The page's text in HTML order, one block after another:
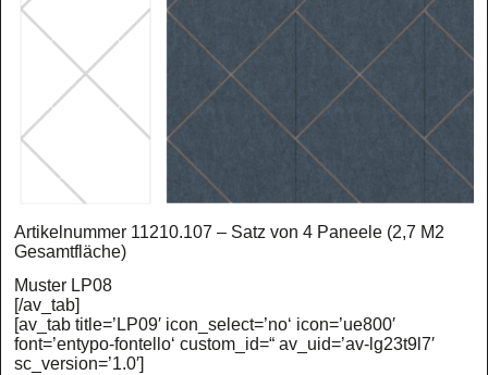
Artikelnummer 11210.107 – Satz von 4 Paneele (2,7 M2
Gesamtfläche)
Muster LP08
[/av_tab]
[av_tab title=’LP09′ icon_select=’no‘ icon=’ue800′
font=’entypo-fontello‘ custom_id=“ av_uid=’av-lg23t9l7′
sc_version=’1.0′]